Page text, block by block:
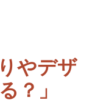
やデザ
？」